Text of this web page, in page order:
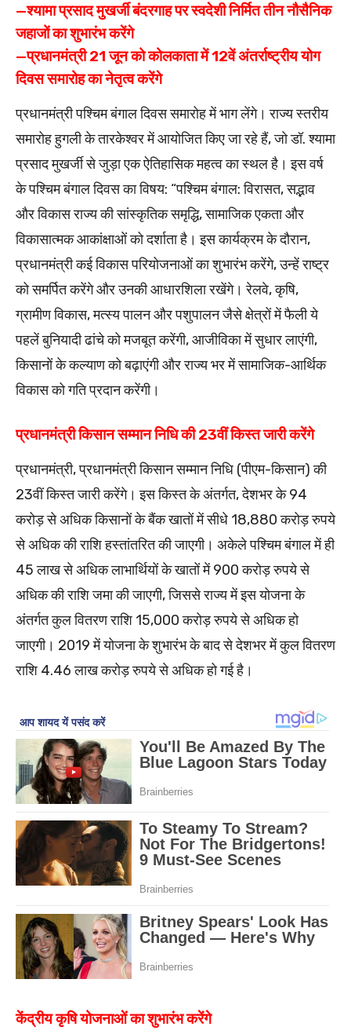
—श्यामा प्रसाद मुखर्जी बंदरगाह पर स्वदेशी निर्मित तीन नौसैनिक
जहाजों का शुभारंभ करेंगे
—प्रधानमंत्री 21 जून को कोलकाता में 12वें अंतर्राष्ट्रीय योग
दिवस समारोह का नेतृत्व करेंगे
प्रधानमंत्री पश्चिम बंगाल दिवस समारोह में भाग लेंगे। राज्य स्तरीय
समारोह हुगली के तारकेश्वर में आयोजित किए जा रहे हैं, जो डॉ. श्यामा
प्रसाद मुखर्जी से जुड़ा एक ऐतिहासिक महत्व का स्थल है। इस वर्ष
के पश्चिम बंगाल दिवस का विषय: “पश्चिम बंगाल: विरासत, सद्भाव
और विकास राज्य की सांस्कृतिक समृद्धि, सामाजिक एकता और
विकासात्मक आकांक्षाओं को दर्शाता है। इस कार्यक्रम के दौरान,
प्रधानमंत्री कई विकास परियोजनाओं का शुभारंभ करेंगे, उन्हें राष्ट्र
को समर्पित करेंगे और उनकी आधारशिला रखेंगे। रेलवे, कृषि,
ग्रामीण विकास, मत्स्य पालन और पशुपालन जैसे क्षेत्रों में फैली ये
पहलें बुनियादी ढांचे को मजबूत करेंगी, आजीविका में सुधार लाएंगी,
किसानों के कल्याण को बढ़ाएंगी और राज्य भर में सामाजिक-आर्थिक
विकास को गति प्रदान करेंगी।
प्रधानमंत्री किसान सम्मान निधि की 23वीं किस्त जारी करेंगे
प्रधानमंत्री, प्रधानमंत्री किसान सम्मान निधि (पीएम-किसान) की
23वीं किस्त जारी करेंगे। इस किस्त के अंतर्गत, देशभर के 94
करोड़ से अधिक किसानों के बैंक खातों में सीधे 18,880 करोड़ रुपये
से अधिक की राशि हस्तांतरित की जाएगी। अकेले पश्चिम बंगाल में ही
45 लाख से अधिक लाभार्थियों के खातों में 900 करोड़ रुपये से
अधिक की राशि जमा की जाएगी, जिससे राज्य में इस योजना के
अंतर्गत कुल वितरण राशि 15,000 करोड़ रुपये से अधिक हो
जाएगी। 2019 में योजना के शुभारंभ के बाद से देशभर में कुल वितरण
राशि 4.46 लाख करोड़ रुपये से अधिक हो गई है।
केंद्रीय कृषि योजनाओं का शुभारंभ करेंगे